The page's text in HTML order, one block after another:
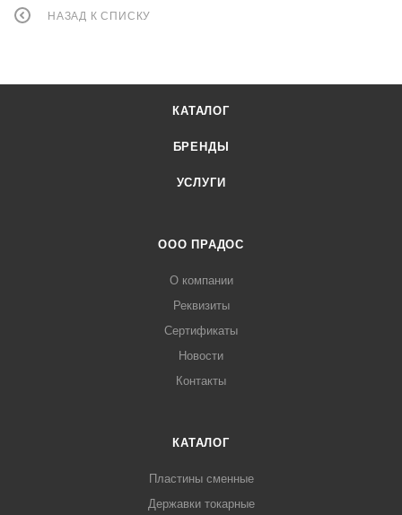
НАЗАД К СПИСКУ
КАТАЛОГ
БРЕНДЫ
УСЛУГИ
ООО ПРАДОС
О компании
Реквизиты
Сертификаты
Новости
Контакты
КАТАЛОГ
Пластины сменные
Державки токарные